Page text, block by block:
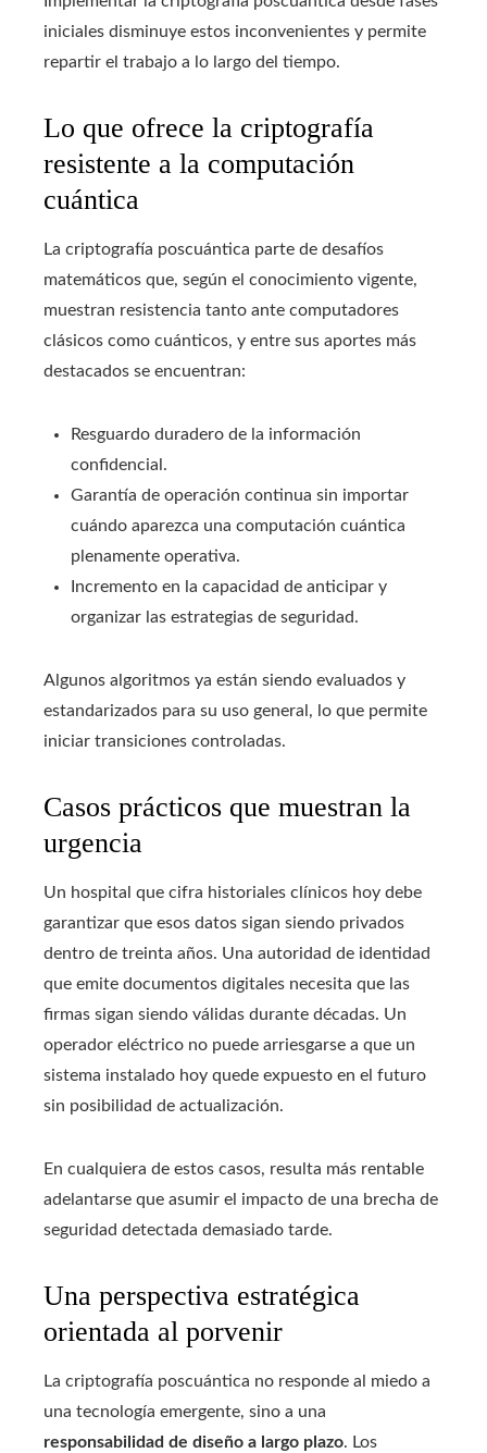
iniciales disminuye estos inconvenientes y permite
repartir el trabajo a lo largo del tiempo.
Lo que ofrece la criptografía
resistente a la computación
cuántica
La criptografía poscuántica parte de desafíos
matemáticos que, según el conocimiento vigente,
muestran resistencia tanto ante computadores
clásicos como cuánticos, y entre sus aportes más
destacados se encuentran:
Resguardo duradero de la información
confidencial.
Garantía de operación continua sin importar
cuándo aparezca una computación cuántica
plenamente operativa.
Incremento en la capacidad de anticipar y
organizar las estrategias de seguridad.
Algunos algoritmos ya están siendo evaluados y
estandarizados para su uso general, lo que permite
iniciar transiciones controladas.
Casos prácticos que muestran la
urgencia
Un hospital que cifra historiales clínicos hoy debe
garantizar que esos datos sigan siendo privados
dentro de treinta años. Una autoridad de identidad
que emite documentos digitales necesita que las
firmas sigan siendo válidas durante décadas. Un
operador eléctrico no puede arriesgarse a que un
sistema instalado hoy quede expuesto en el futuro
sin posibilidad de actualización.
En cualquiera de estos casos, resulta más rentable
adelantarse que asumir el impacto de una brecha de
seguridad detectada demasiado tarde.
Una perspectiva estratégica
orientada al porvenir
La criptografía poscuántica no responde al miedo a
una tecnología emergente, sino a una
responsabilidad de diseño a largo plazo. Los